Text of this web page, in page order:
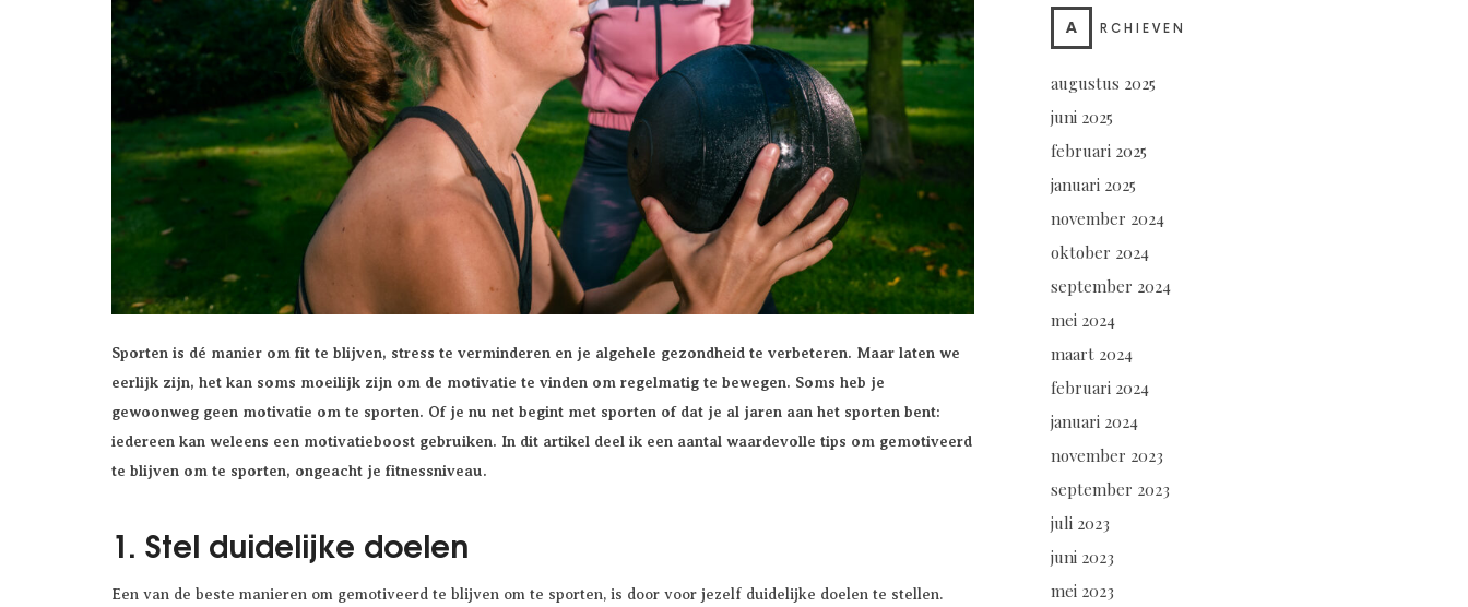
Sporten is dé manier om fit te blijven, stress te verminderen en je algehele gezondheid te verbeteren. Maar laten we
eerlijk zijn, het kan soms moeilijk zijn om de motivatie te vinden om regelmatig te bewegen. Soms heb je
gewoonweg geen motivatie om te sporten. Of je nu net begint met sporten of dat je al jaren aan het sporten bent:
iedereen kan weleens een motivatieboost gebruiken. In dit artikel deel ik een aantal waardevolle tips om gemotiveerd
te blijven om te sporten, ongeacht je fitnessniveau.
1. Stel duidelijke doelen
Een van de beste manieren om gemotiveerd te blijven om te sporten, is door voor jezelf duidelijke doelen te stellen.
A RCHIEVEN
augustus 2025
juni 2025
februari 2025
januari 2025
november 2024
oktober 2024
september 2024
mei 2024
maart 2024
februari 2024
januari 2024
november 2023
september 2023
juli 2023
juni 2023
mei 2023